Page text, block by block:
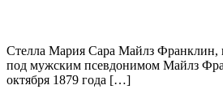
Стелла Мария Сара Майлз Франклин,
под мужским псевдонимом Майлз
октября 1879 года […]